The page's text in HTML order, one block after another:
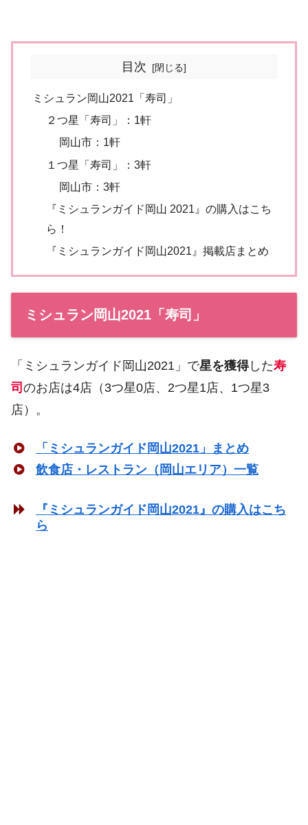
目次
ミシュラン岡山2021「寿司」
２つ星「寿司」：1軒
岡山市：1軒
１つ星「寿司」：3軒
岡山市：3軒
『ミシュランガイド岡山 2021』の購入はこち
ら！
『ミシュランガイド岡山2021』掲載店まとめ
ミシュラン岡山2021「寿司」
「ミシュランガイド岡山2021」で星を獲得した寿
司 のお店は4店（3つ星0店、2つ星1店、1つ星3
店）。
「ミシュランガイド岡山2021」まとめ
飲食店・レストラン（岡山エリア）一覧
『ミシュランガイド岡山2021』の購入はこち
ら